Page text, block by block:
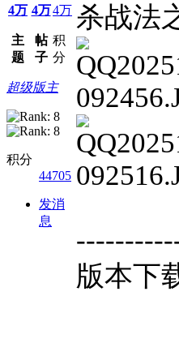
4万
主
题
4万
帖
子
4万
积
分
超级版主
积分
44705
发消
息
杀战法
版本